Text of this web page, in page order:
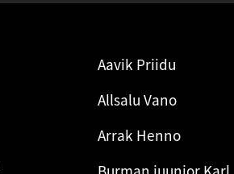
Aavik Priidu
Allsalu Vano
Arrak Henno